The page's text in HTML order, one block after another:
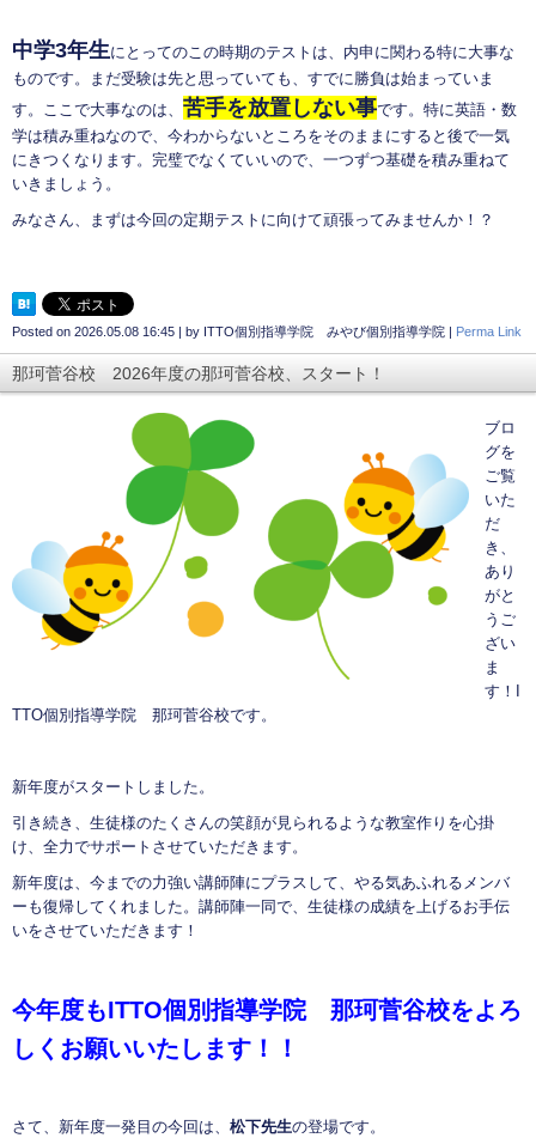
中学3年生にとってのこの時期のテストは、内申に関わる特に大事な
ものです。まだ受験は先と思っていても、すでに勝負は始まっていま
す。ここで大事なのは、 苦手を放置しない事です。特に英語・数
学は積み重ねなので、今わからないところをそのままにすると後で一気
にきつくなります。完璧でなくていいので、一つずつ基礎を積み重ねて
いきましょう。
みなさん、まずは今回の定期テストに向けて頑張ってみませんか！？
Posted on 2026.05.08 16:45 by ITTO個別指導学院 みやび個別指導学院 Perma Link
那珂菅谷校 2026年度の那珂菅谷校、スタート！
ブロ
グを
ご覧
いた
だ
き、
あり
がと
うご
ざい
ま
す！I
TTO個別指導学院 那珂菅谷校です。
新年度がスタートしました。
引き続き、生徒様のたくさんの笑顔が見られるような教室作りを心掛
け、全力でサポートさせていただきます。
新年度は、今までの力強い講師陣にプラスして、やる気あふれるメンバ
ーも復帰してくれました。講師陣一同で、生徒様の成績を上げるお手伝
いをさせていただきます！
今年度もITTO個別指導学院 那珂菅谷校をよろ
しくお願いいたします！！
さて、新年度一発目の今回は、 松下先生の登場です。